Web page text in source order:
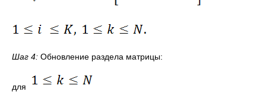
Шаг 4: Обновление раздела матрицы:
для